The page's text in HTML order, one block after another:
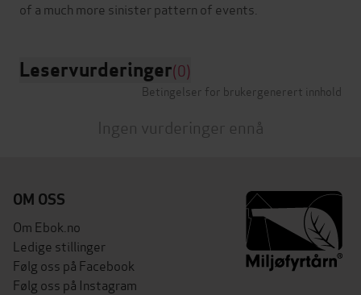
Leservurderinger(0)
Betingelser for brukergenerert innhold
Ingen vurderinger ennå
OM OSS
Om Ebok.no
Ledige stillinger
Følg oss på Facebook
Følg oss på Instagram